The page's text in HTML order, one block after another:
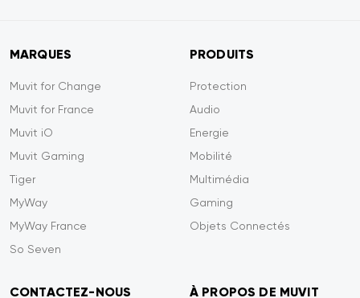
MARQUES
Muvit for Change
Muvit for France
Muvit iO
Muvit Gaming
Tiger
MyWay
MyWay France
So Seven
PRODUITS
Protection
Audio
Energie
Mobilité
Multimédia
Gaming
Objets Connectés
CONTACTEZ-NOUS À PROPOS DE MUVIT